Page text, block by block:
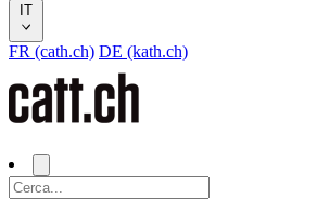
IT
FR (cath.ch) DE (kath.ch)